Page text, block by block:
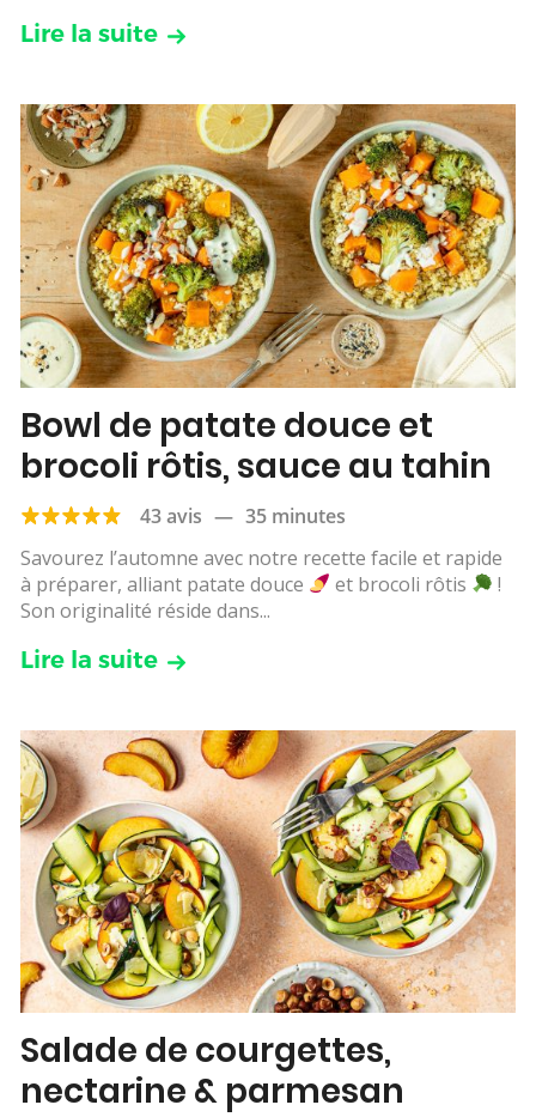
Lire la suite
Bowl de patate douce et
brocoli rôtis, sauce au tahin
43 avis — 35 minutes
Savourez l’automne avec notre recette facile et rapide
à préparer, alliant patate douce
et brocoli rôtis
!
Son originalité réside dans...
Lire la suite
Salade de courgettes,
nectarine & parmesan